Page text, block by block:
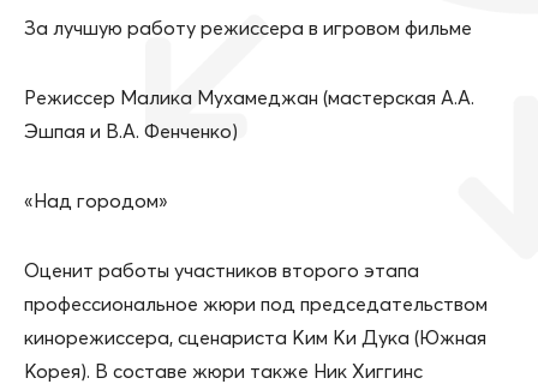
За лучшую работу режиссера в игровом фильме
Режиссер Малика Мухамеджан (мастерская А.А.
Эшпая и В.А. Фенченко)
«Над городом»
Оценит работы участников второго этапа
профессиональное жюри под председательством
кинорежиссера, сценариста Ким Ки Дука (Южная
Корея). В составе жюри также Ник Хиггинс